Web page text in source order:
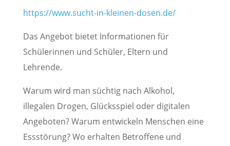
https://www.sucht-in-kleinen-dosen.de/
Das Angebot bietet Informationen für
Schülerinnen und Schüler, Eltern und
Lehrende.
Warum wird man süchtig nach Alkohol,
illegalen Drogen, Glücksspiel oder digitalen
Angeboten? Warum entwickeln Menschen eine
Essstörung? Wo erhalten Betroffene und